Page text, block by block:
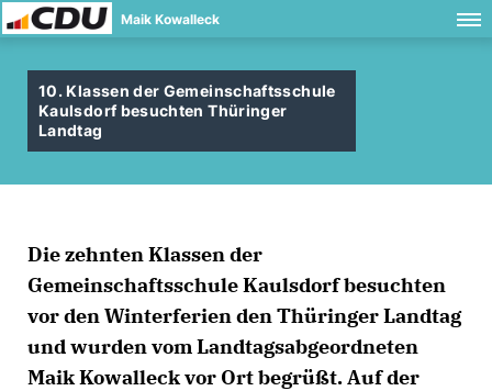
Maik Kowalleck
10. Klassen der Gemeinschaftsschule
Kaulsdorf besuchten Thüringer
Landtag
Die zehnten Klassen der
Gemeinschaftsschule Kaulsdorf besuchten
vor den Winterferien den Thüringer Landtag
und wurden vom Landtagsabgeordneten
Maik Kowalleck vor Ort begrüßt. Auf der